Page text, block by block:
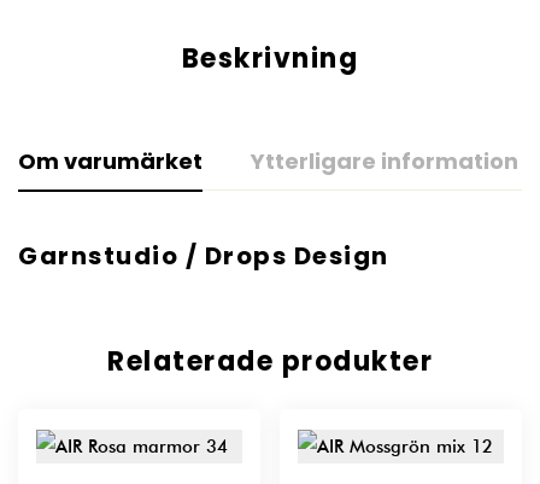
Beskrivning
Om varumärket Ytterligare information
Garnstudio / Drops Design
Relaterade produkter